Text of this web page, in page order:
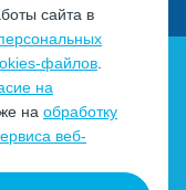
данных
данных
сайта в
файлов
на
на обработку
веб-